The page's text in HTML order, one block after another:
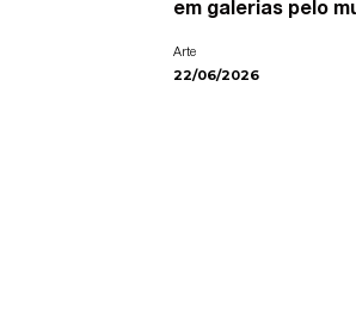
em galerias pelo
Arte
22/06/2026